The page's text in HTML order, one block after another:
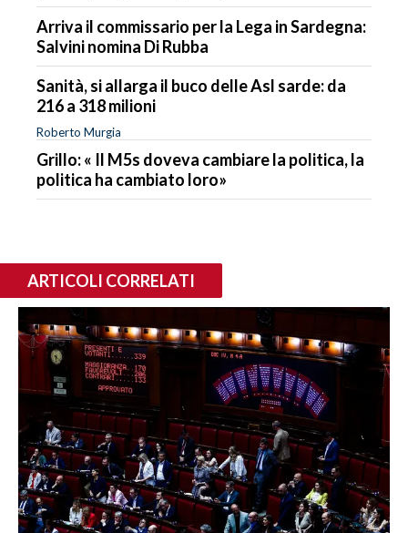
Arriva il commissario per la Lega in Sardegna:
Salvini nomina Di Rubba
Sanità, si allarga il buco delle Asl sarde: da
216 a 318 milioni
Roberto Murgia
Grillo: « Il M5s doveva cambiare la politica, la
politica ha cambiato loro»
ARTICOLI CORRELATI